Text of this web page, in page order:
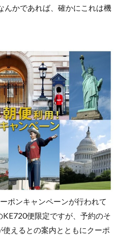
んかであれば、確かにこれは機
ポンキャンペーンが行われて
便限定ですが、予約のそ
えるとの案内とともにクーポ